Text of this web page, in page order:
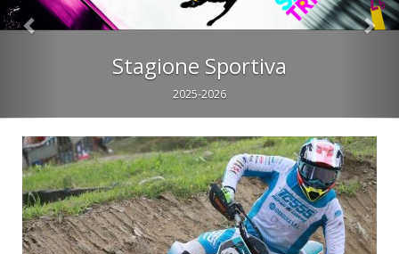
Sportello Consulenze Uisp
Un servizio gratuito, dedicato ai Comitati lombardi